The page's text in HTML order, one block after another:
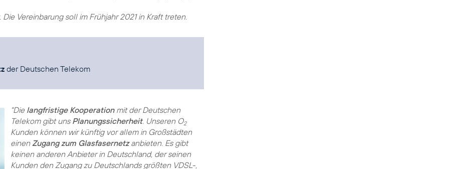
Vereinbarung soll im Frühjahr 2021 in Kraft treten.
der Deutschen Telekom
"Die langfristige Kooperationmit der Deutschen
Telekom gibt uns Planungssicherheit. Unseren O2
Kunden können wir künftig vor allem in Großstädten
einenZugang zum Glasfasernetzanbieten. Es gibt
keinen anderen Anbieter in Deutschland, der seinen
Kunden den Zugang zu Deutschlands größten VDSL-,